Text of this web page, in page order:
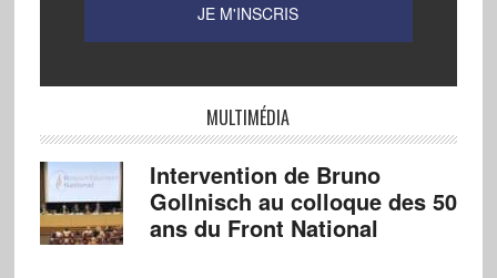
MULTIMÉDIA
Intervention de Bruno
Gollnisch au colloque des 50
ans du Front National